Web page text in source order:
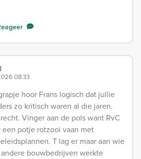
08:33
hoor Frans logisch dat jullie
zo kritisch waren al die jaren.
Vinger aan de pols want RvC
een potje rotzooi vaan met
T lag er maar aan wie
bouwbedrijven werkte